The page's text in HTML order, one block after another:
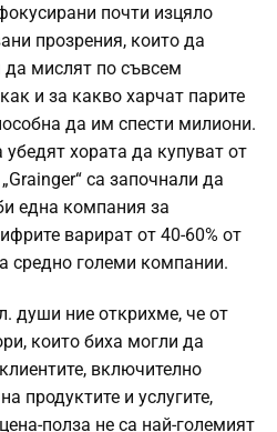
почти изцяло
прозрения, които да
да мислят по съвсем
и за какво харчат парите
да им спести милиони.
хората да купуват от
са започнали да
една компания за
варират от 40-60% от
средно големи компании.
души ние открихме, че от
които биха могли да
включително
продуктите и услугите,
полза не са най-големият